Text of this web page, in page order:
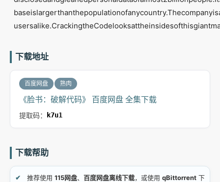
下载地址
百度网盘 熟肉
《脸书：破解代码》 百度网盘 全集下载
提取码： k7u1
下载帮助
推荐使用 115网盘、 百度网盘离线下载，或使用 qBittorrent 下